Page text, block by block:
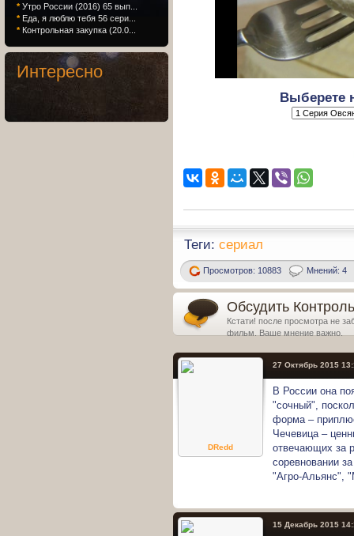
Выберете
Теги: сериал
Просмотров: 10883 Мнений: 4
Обсудить
Кстати! после просмотра не
фильм. Ваше мнение важно.
27 Октябрь 2015
DRedd
В России она
"сочный",
форма –
Чечевица –
отвечающих за
соревновании
"Агро-Альянс",
15 Декабрь 2015
* Утро России (2016) 65 вып...
* Еда, я люблю тебя 56 сери...
* Контрольная закупка (20.0...
Интересно